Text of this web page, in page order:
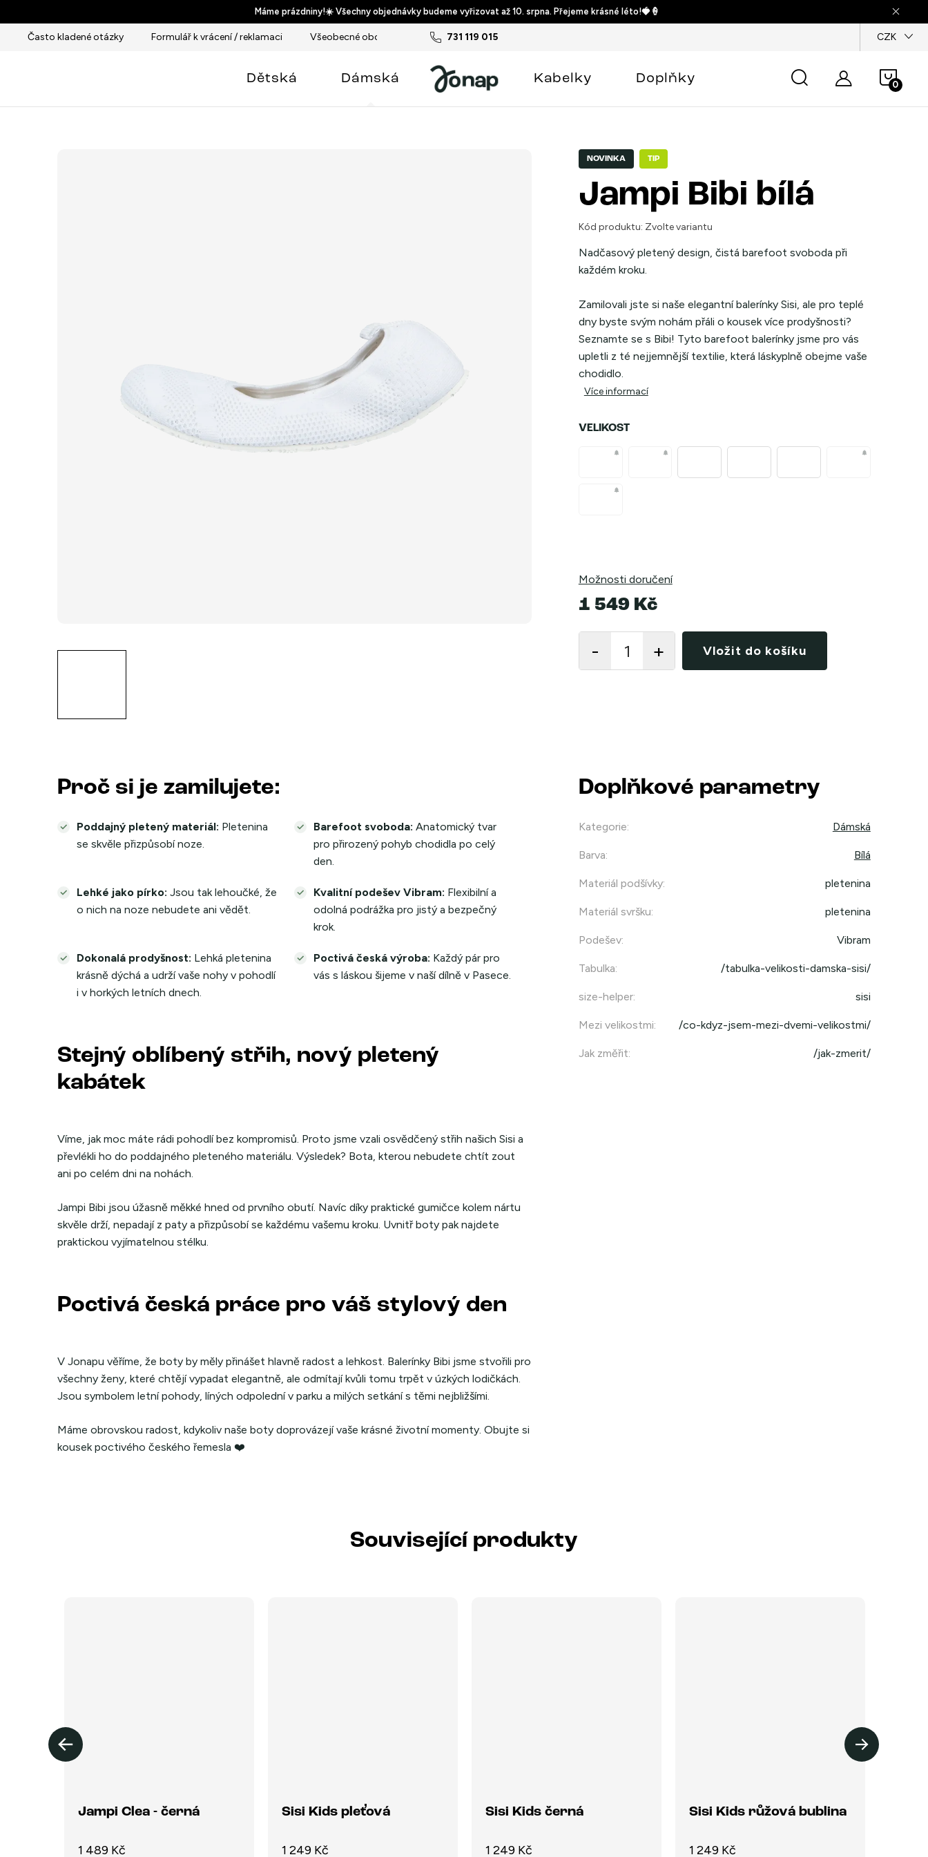
na
obsah
Máme prázdniny!☀️ Všechny objednávky budeme vyřizovat až 10. srpna. Přejeme krásné léto!🍓🍦
731 119 015
Často kladené otázky Formulář k vrácení / reklamaci Všeobecné obchodní podmínky Podmínky ochrany osobních údajů CZK
košík
Dětská Dámská Kabelky Doplňky
NOVINKA TIP
Jampi Bibi bílá
Kód produktu: Zvolte variantu
Nadčasový pletený design, čistá barefoot svoboda při
každém kroku.
Zamilovali jste si naše elegantní balerínky Sisi, ale pro teplé
dny byste svým nohám přáli o kousek více prodyšnosti?
Seznamte se s Bibi! Tyto barefoot balerínky jsme pro vás
upletli z té nejjemnější textilie, která láskyplně obejme vaše
chodidlo.
Více informací
VELIKOST
Možnosti doručení
1 549 Kč
Vložit do košíku
Proč si je zamilujete:
Poddajný pletený materiál: Pletenina
se skvěle přizpůsobí noze.
Barefoot svoboda: Anatomický tvar
pro přirozený pohyb chodidla po celý
den.
Lehké jako pírko: Jsou tak lehoučké, že
o nich na noze nebudete ani vědět.
Kvalitní podešev Vibram: Flexibilní a
odolná podrážka pro jistý a bezpečný
krok.
Dokonalá prodyšnost: Lehká pletenina
krásně dýchá a udrží vaše nohy v pohodlí
i v horkých letních dnech.
Poctivá česká výroba: Každý pár pro
vás s láskou šijeme v naší dílně v Pasece.
Stejný oblíbený střih, nový pletený
kabátek
Víme, jak moc máte rádi pohodlí bez kompromisů. Proto jsme vzali osvědčený střih našich Sisi a
převlékli ho do poddajného pleteného materiálu. Výsledek? Bota, kterou nebudete chtít zout
ani po celém dni na nohách.
Jampi Bibi jsou úžasně měkké hned od prvního obutí. Navíc díky praktické gumičce kolem nártu
skvěle drží, nepadají z paty a přizpůsobí se každému vašemu kroku. Uvnitř boty pak najdete
praktickou vyjímatelnou stélku.
Poctivá česká práce pro váš stylový den
V Jonapu věříme, že boty by měly přinášet hlavně radost a lehkost. Balerínky Bibi jsme stvořili pro
všechny ženy, které chtějí vypadat elegantně, ale odmítají kvůli tomu trpět v úzkých lodičkách.
Jsou symbolem letní pohody, líných odpolední v parku a milých setkání s těmi nejbližšími.
Máme obrovskou radost, kdykoliv naše boty doprovázejí vaše krásné životní momenty. Obujte si
kousek poctivého českého řemesla ❤️
Doplňkové parametry
Kategorie: Dámská
Barva: Bílá
Materiál podšívky: pletenina
Materiál svršku: pletenina
Podešev: Vibram
Tabulka: /tabulka-velikosti-damska-sisi/
size-helper: sisi
Mezi velikostmi: /co-kdyz-jsem-mezi-dvemi-velikostmi/
Jak změřit: /jak-zmerit/
Související produkty
Jampi Clea - černá
1 489 Kč
Sisi Kids pleťová
1 249 Kč
Sisi Kids černá
1 249 Kč
Sisi Kids růžová bublina
1 249 Kč